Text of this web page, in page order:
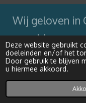
Deze website gebruikt
doeleinden en/of het
Door gebruik te blijven
u hiermee akkoord.
Wij geloven in
wereld
Powered byJouwWeb